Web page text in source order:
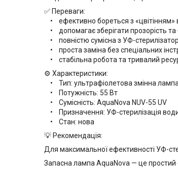
✅ Переваги:
• ефективно бореться з «цвітінням»
• допомагає зберігати прозорість та
• повністю сумісна з УФ-
• проста заміна без спеціальних
• стабільна робота та тривалий
⚙️ Характеристики:
• Тип: ультрафіолетова змінна
• Потужність: 55 Вт
• Сумісність: AquaNova NUV-55 UV
• Призначення: УФ-стерилізація
• Стан: нова
💡 Рекомендація:
Для максимальної ефективності УФ-
Запасна лампа AquaNova — це простий